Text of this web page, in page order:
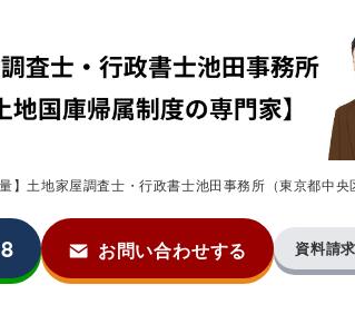
】土地家屋調査士・行政書士池田事務所（東京都中
お問い合わせする 資料請